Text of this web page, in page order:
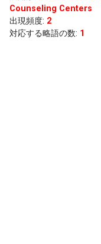
Counseling Centers
出現頻度: 2
対応する略語の数: 1